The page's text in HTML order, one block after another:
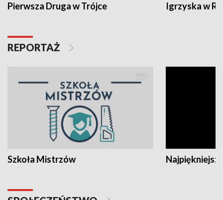
Pierwsza Druga w Trójce Igrzyska w
REPORTAŻ
Szkoła Mistrzów